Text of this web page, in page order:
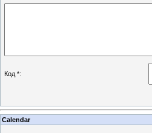
Код *:
Calendar